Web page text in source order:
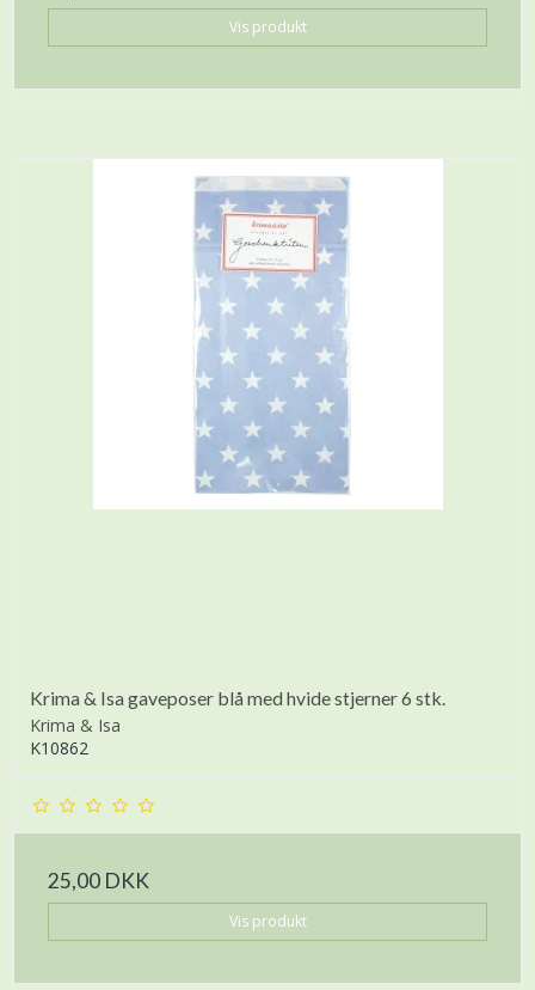
Vis produkt
Krima & Isa gaveposer blå med hvide stjerner 6 stk.
Krima & Isa
K10862
25,00 DKK
Vis produkt